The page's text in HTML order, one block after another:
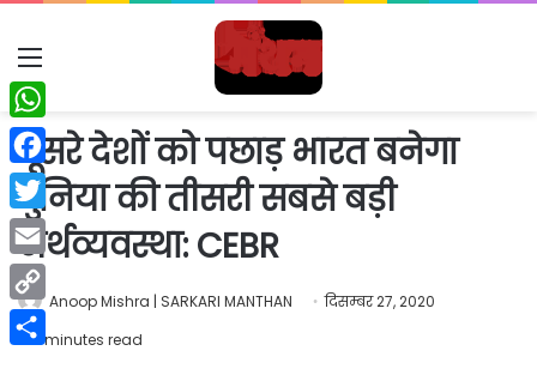
Menu
दूसरे देशों को पछाड़ भारत बनेगा
दुनिया की तीसरी सबसे बड़ी
अर्थव्यवस्था: CEBR
Anoop Mishra | SARKARI MANTHAN
दिसम्बर 27, 2020
2 minutes read
WhatsApp
Facebook
Twitter
Email
Copy
Link